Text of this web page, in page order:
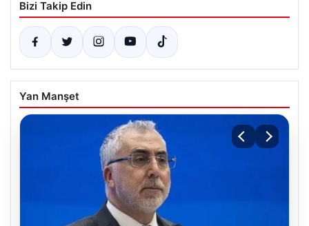
Bizi Takip Edin
Yan Manşet